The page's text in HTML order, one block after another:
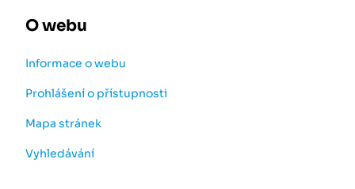
O webu
Informace o webu
Prohlášení o přístupnosti
Mapa stránek
Vyhledávání